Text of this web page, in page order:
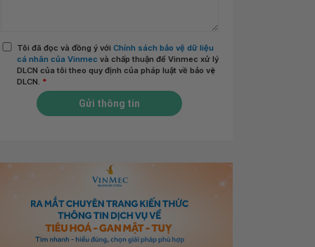
Tôi đã đọc và đồng ý với Chính sách bảo vệ dữ liệu
cá nhân của Vinmec và chấp thuận để Vinmec xử lý
DLCN của tôi theo quy định của pháp luật về bảo vệ
DLCN. *
Gửi thông tin